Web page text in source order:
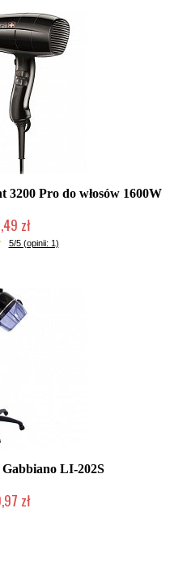
3200 Pro do włosów 1600W
zł
w 24h)
5/5 (opinii: 1)
LI-202S
zł